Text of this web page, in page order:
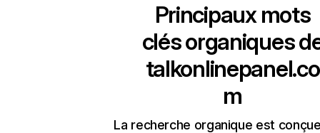
Principaux mots
clés organiques
talkonlinepanel.co
m
La recherche organique est